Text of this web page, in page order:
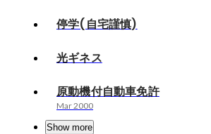
停学(自宅謹慎)
光ギネス
原動機付自動車免許
Mar 2000
Show more